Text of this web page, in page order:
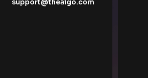
support@theaigo.com